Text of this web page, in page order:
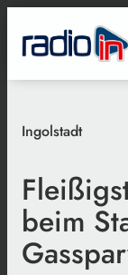
Ingolstadt
beim